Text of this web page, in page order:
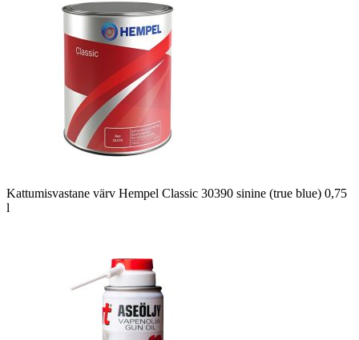
Kattumisvastane värv Hempel Classic 30390 sinine (true blue) 0,75
l